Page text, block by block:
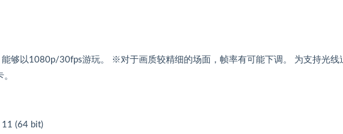
能够以1080p/30fps游玩。 ※对于画质较精细的场面，帧率有可能下调。 为支持光线
(64 bit)